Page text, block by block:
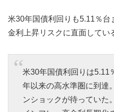
米30年国債利回りも5.11％
金利上昇リスクに直面してい
米30年国債利回りは5.11
年以来の高水準圏に到達
ンショックが待っていた